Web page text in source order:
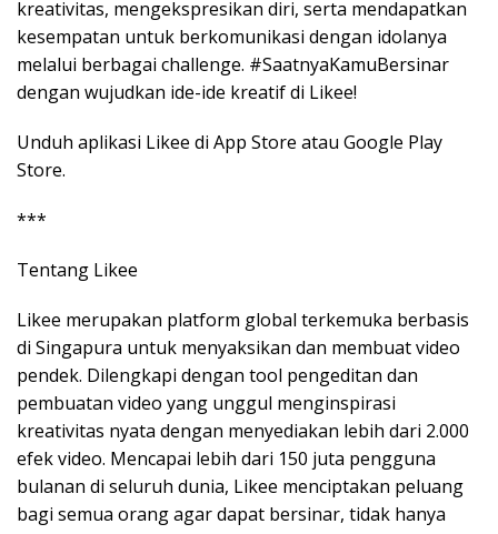
kreativitas, mengekspresikan diri, serta mendapatkan
kesempatan untuk berkomunikasi dengan idolanya
melalui berbagai challenge. #SaatnyaKamuBersinar
dengan wujudkan ide-ide kreatif di Likee!
Unduh aplikasi Likee di App Store atau Google Play
Store.
***
Tentang Likee
Likee merupakan platform global terkemuka berbasis
di Singapura untuk menyaksikan dan membuat video
pendek. Dilengkapi dengan tool pengeditan dan
pembuatan video yang unggul menginspirasi
kreativitas nyata dengan menyediakan lebih dari 2.000
efek video. Mencapai lebih dari 150 juta pengguna
bulanan di seluruh dunia, Likee menciptakan peluang
bagi semua orang agar dapat bersinar, tidak hanya